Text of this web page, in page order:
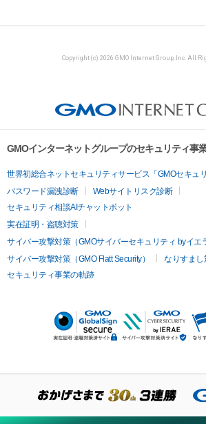
Copyright (c) 2026 GMO Internet Group, Inc. All
GMOインターネットグループのセキュリティ事
世界初総合ネットセキュリティサービス「GMOセキュリ
パスワード漏洩診断
Webサイトリスク診断
セキュリティ相談AIチャットボット
実在証明・盗聴対策
サイバー攻撃対策（GMOサイバーセキュリティ byイエ
サイバー攻撃対策（GMO Flatt Security）
なりすまし
セキュリティ事業の軌跡